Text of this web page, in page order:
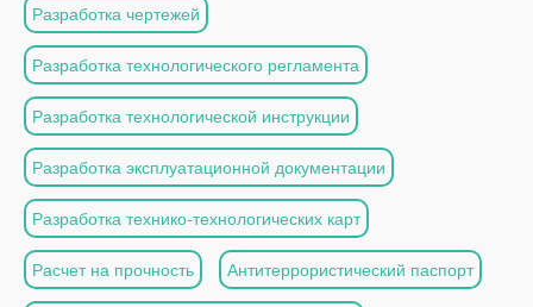
Разработка чертежей
Разработка технологического регламента
Разработка технологической инструкции
Разработка эксплуатационной документации
Разработка технико-технологических карт
Расчет на прочность Антитеррористический паспорт